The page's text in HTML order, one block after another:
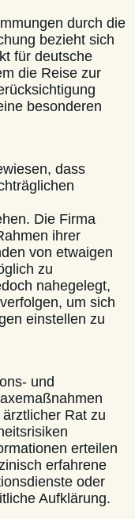
durch die
bezieht sich
für deutsche
die Reise zur
besonderen
dass
Die Firma
ihrer
von etwaigen
zu
nahegelegt,
um sich
einstellen zu
und
Rat zu
erteilen
erfahrene
oder
Aufklärung.